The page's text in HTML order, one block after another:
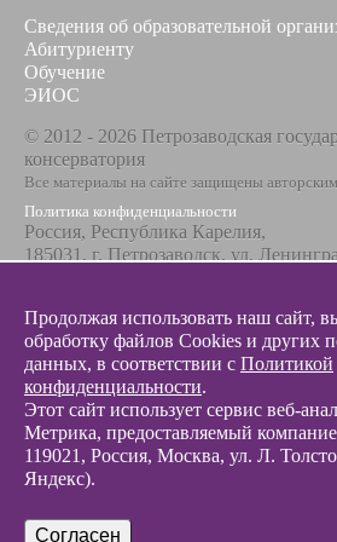
Сведения об образовательной
Абитуриенту
Обучение
ЭИОС
© 2012 - 2026 Петрозаводская
консерватория
Все материалы на сайте защищены
Политика конфиденциальности
Россия, Республика Карелия,
185031, г. Петрозаводск, ул.
+7 8142 67-23-67
Эл. почта
info@glazunovcons.ru
© 2012 - 2026 Разработка и поддержка сайта
Продолжая использовать наш сайт,
обработку файлов Cookies и других
данных, в соответствии с Политикой
конфиденциальности.
Этот сайт использует сервис веб-
Метрика, предоставляемый
119021, Россия, Москва, ул. Л.
Яндекс).
Согласен